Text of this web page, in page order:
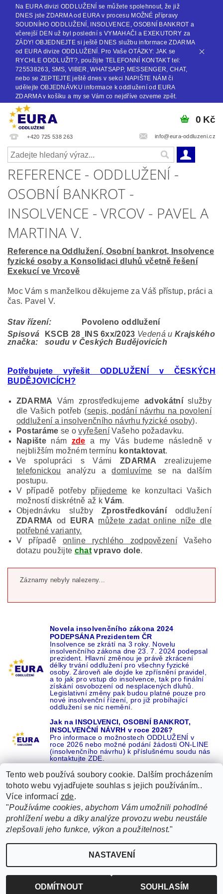
Na EURA divizi ODDLUŽENÍ se můžete spolehnout, že již
DNES jste ZDARMA od EURA v procesu MOŽNÉ přípravy
SOUDNÍHO ODDLUŽENÍ, INSOLVENCE, OSOBNÍ BANKROT a
včerejší DEN už byl poslední s VYMAHAČI a EXEKUTORY za
ZÁDY! OBJEDNEJTE si ještě DNES službu informace ZDARMA
od EURA divize ODDLUŽENÍ. Pro Vaše OTÁZKY: JAK se
RYCHLE ODDLUŽIT?, použijte TELEFONNÍ KONTAKT tel:
725538263, SMS, VIBER, WHATSAPP, MESSENGER, CHAT,
nebo se ZEPTEJTE ještě dnes v sekci NAPIŠTE NÁM či
udělejte OBJEDNÁVKU informace k oddlužení od EURA
ZDARMA v košíku a my se Vám co nejdříve ozveme zpět.
+420 725 538 263 info@eura-oddluzeni.cz
0 Kč
REFERENCE - ODDLUŽENÍ -
OSOBNÍ BANKROT -
INSOLVENCE - VRCOV - PAVEL A
MARTINA V.
Reference na Oddlužení, Osobní bankrot, Insolvence
fyzické osoby a Konsolidaci dluhů včetně řešení
Exekucí ve Vrcově
Moc Vám s manželkou děkujeme za Váš přístup, práci a
čas. Pavel V.
Stav řízení:
Povoleno oddlužení
Spisová
značka:
KSCB 28 INS 6xx/2023 Vedená u Krajského
soudu v Českých Budějovicích
Potřebujete vyřešit ODDLUŽENÍ v ČESKÝCH
BUDĚJOVICÍCH?
ZDARMA Vám zprostředkujeme advokátníslužby
dle Vašich potřeb (sepis, podání návrhu na povolení
oddlužení a insolvenčního návrhu fyzické osoby).
Postaráme se ovyřešeníVašeho požadavku.
Napištenám zde a my Vás budeme následně v
nejbližším možném termínu kontaktovat.
Ve spolupráci s Vámi ZDARMA zrealizujeme
telefonickou analýzu adomluvíme se na dalším
postupu.
V případě potřeby přijedeme ke konzultaci Vašich
možností diskrétně až kVám.
Objednávku služby
Zprostředkováníoddlužení
ZDARMA od EURA můžete zadat online níže dle
potřebné varianty.
V případěonline rychlého zodpovězení Vašeho
dotazu použijte chatvpravo dole.
Záznamy nebyly nalezeny...
Novela insolvenčního zákona 2024
PODEPSÁNA Prezidentem ČR
Insolvence se zkrátí na 3 roky. Novelu
insolvenčního zákona dne 23. 7. 2024 podepsal
prezident. Hlavní změnou je právě zkrácení
délky trvání oddlužení pro všechny fyzické
osoby. Zároveň ale dojde ke zpřísnění pravidel,
a to jak pro vstup do insolvence, tak pro finální
získání osvobození od nesplacených dluhů.
Legislativní změny pak budou platné pouze pro
nové insolvenční řízení, pro již probíhající
oddlužení se nic nemění.
Jak na INSOLVENCI, OSOBNÍ BANKROT,
INSOLVENČNÍ NÁVRH v roce 2026?
Pro informace o možnostech ODDLUŽENÍ v
roce 2026 nebo možné podání žádosti ON-LINE
(insolvenčního návrhu) k příslušnému soudu nás
kontaktujte ZDE.
Recenze o NÁS na GOOGLE | 16 let REFERENCÍ v celé ČR |
Recenze o NÁS na SEZNAMU |
ŽÁDEJTE život BEZ DLUHŮ nebo EXEKUCÍ ZDE
EURA oddlužení, insolvence a osobní bankrot ZDARMA od EURA
práva vyhrazenaUpravit nastavení cookies
Tento web používá soubory cookie. Dalším procházením
tohoto webu vyjadřujete souhlas s jejich používáním..
Více informací zde.
"Používáme cookies, abychom Vám umožnili pohodlné
prohlížení webu a díky analýze provozu webu neustále
zlepšovali jeho funkce, výkon a použitelnost."
NASTAVENÍ
ODMÍTNOUT SOUHLASÍM